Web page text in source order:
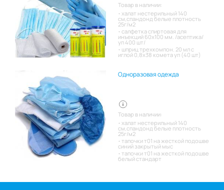
Товар в наличии:
халат нестерильный 140
см,спандонд белые плотность
25г/м2
салфетка спиртовая для
инъекций 60х100 мм. /асептика/
уп 400 шт/
шприц трехкомпон. 20 мл с
иглой 0,8х38 комета уп (40 шт)
Одноразовая одежда
Товар в наличии:
халат нестерильный 140
см,спандонд белые плотность
25г/м2
тапочки т01 на жесткой подошве
синий закрытый мыс
тапочки т01 на жесткой подошве
белый стандарт